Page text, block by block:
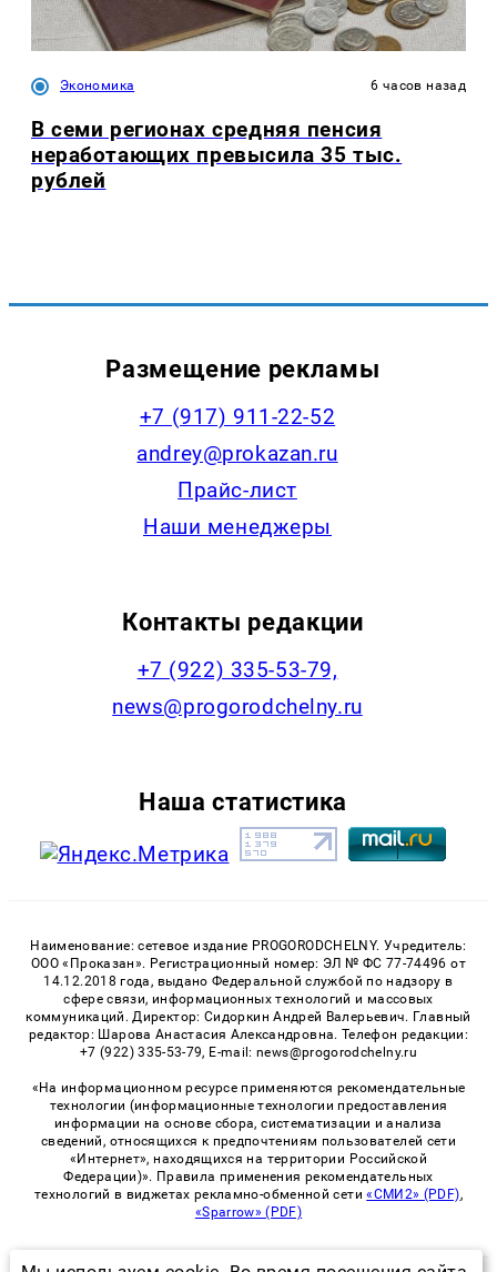
Экономика 6 часов назад
В семи регионах средняя пенсия
неработающих превысила 35 тыс.
рублей
Размещение рекламы
+7 (917) 911-22-52
andrey@prokazan.ru
Прайс-лист
Наши менеджеры
Контакты редакции
+7 (922) 335-53-79,
news@progorodchelny.ru
Наша статистика
Наименование: сетевое издание PROGORODCHELNY. Учредитель:
ООО «Проказан». Регистрационный номер: ЭЛ № ФС 77-74496 от
14.12.2018 года, выдано Федеральной службой по надзору в
сфере связи, информационных технологий и массовых
коммуникаций. Директор: Сидоркин Андрей Валерьевич. Главный
редактор: Шарова Анастасия Александровна. Телефон редакции:
+7 (922) 335-53-79, E-mail: news@progorodchelny.ru
«На информационном ресурсе применяются рекомендательные
технологии (информационные технологии предоставления
информации на основе сбора, систематизации и анализа
сведений, относящихся к предпочтениям пользователей сети
«Интернет», находящихся на территории Российской
Федерации)». Правила применения рекомендательных
технологий в виджетах рекламно-обменной сети«СМИ2» (PDF),
«Sparrow» (PDF)